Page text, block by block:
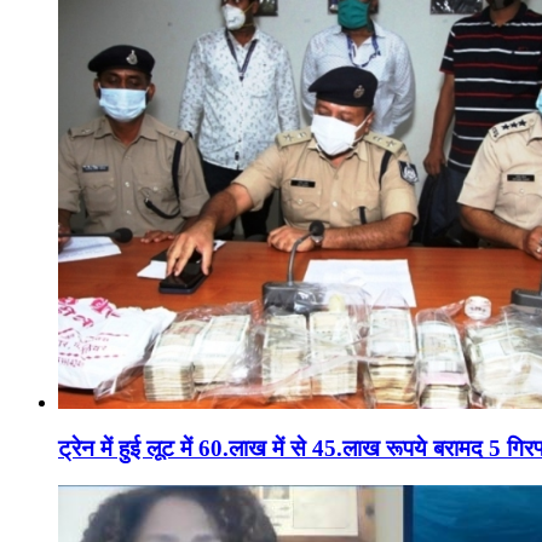
ट्रेन में हुई लूट में 60.लाख में से 45.लाख रूपये बरामद 5